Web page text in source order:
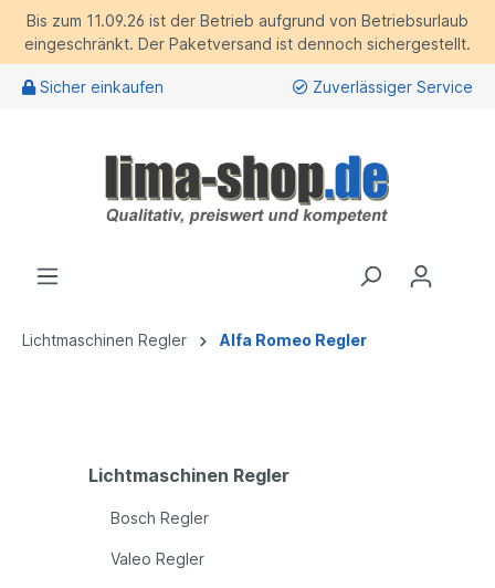
Bis zum 11.09.26 ist der Betrieb aufgrund von Betriebsurlaub
eingeschränkt. Der Paketversand ist dennoch sichergestellt.
Sicher einkaufen Zuverlässiger Service
Lichtmaschinen Regler Alfa Romeo Regler
Lichtmaschinen Regler
Bosch Regler
Valeo Regler